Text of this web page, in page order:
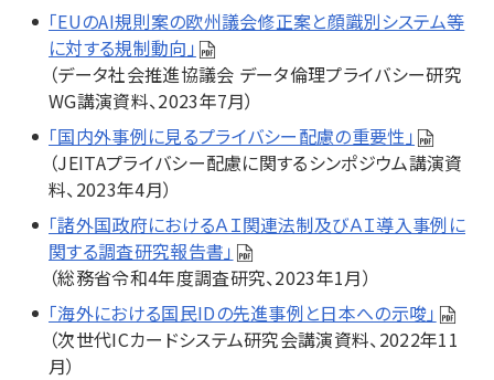
「EUのAI規則案の欧州議会修正案と顔識別システム等
に対する規制動向」
（データ社会推進協議会 データ倫理プライバシー研究
WG講演資料、2023年7月）
「国内外事例に見るプライバシー配慮の重要性」
（JEITAプライバシー配慮に関するシンポジウム講演資
料、2023年4月）
「諸外国政府におけるＡＩ関連法制及びＡＩ導入事例に
関する調査研究報告書」
（総務省令和4年度調査研究、2023年1月）
「海外における国民IDの先進事例と日本への示唆」
（次世代ICカードシステム研究会講演資料、2022年11
月）